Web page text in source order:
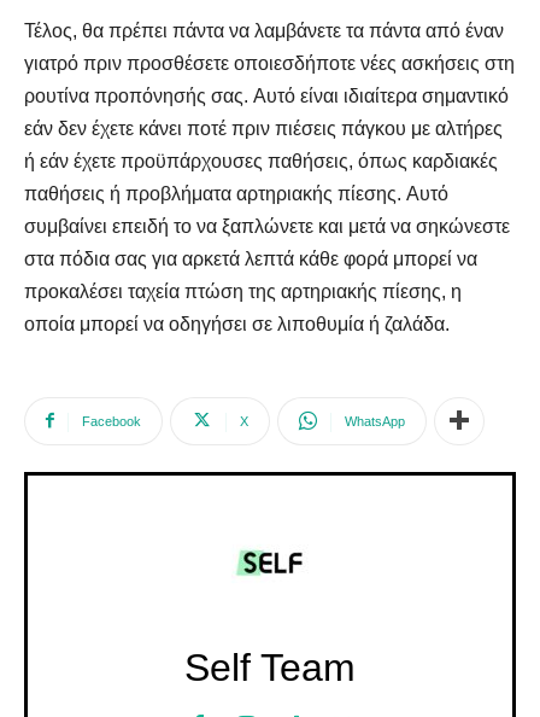
Τέλος, θα πρέπει πάντα να λαμβάνετε τα πάντα από έναν
γιατρό πριν προσθέσετε οποιεσδήποτε νέες ασκήσεις στη
ρουτίνα προπόνησής σας. Αυτό είναι ιδιαίτερα σημαντικό
εάν δεν έχετε κάνει ποτέ πριν πιέσεις πάγκου με αλτήρες
ή εάν έχετε προϋπάρχουσες παθήσεις, όπως καρδιακές
παθήσεις ή προβλήματα αρτηριακής πίεσης. Αυτό
συμβαίνει επειδή το να ξαπλώνετε και μετά να σηκώνεστε
στα πόδια σας για αρκετά λεπτά κάθε φορά μπορεί να
προκαλέσει ταχεία πτώση της αρτηριακής πίεσης, η
οποία μπορεί να οδηγήσει σε λιποθυμία ή ζαλάδα.
Facebook X WhatsApp
Self Team